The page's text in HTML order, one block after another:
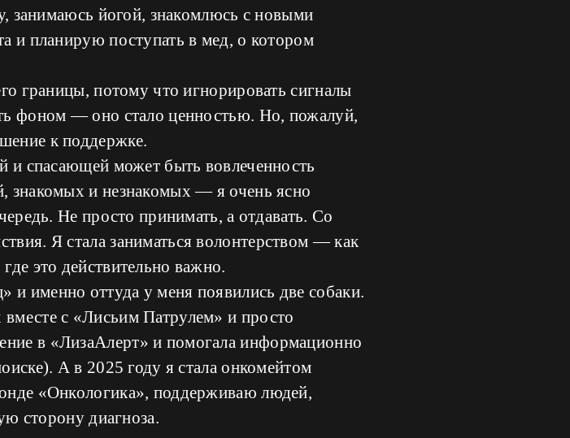
занимаюсь йогой, знакомлюсь с новыми
и планирую поступать в мед, о котором
границы, потому что игнорировать сигналы
фоном — оно стало ценностью. Но, пожалуй,
к поддержке.
и спасающей может быть вовлеченность
знакомых и незнакомых — я очень ясно
Не просто принимать, а отдавать. Со
Я стала заниматься волонтерством — как
это действительно важно.
именно оттуда у меня появились две собаки.
с «Лисьим Патрулем» и просто
в «ЛизаАлерт» и помогала информационно
А в 2025 году я стала онкомейтом
«Онкологика», поддерживаю людей,
сторону диагноза.